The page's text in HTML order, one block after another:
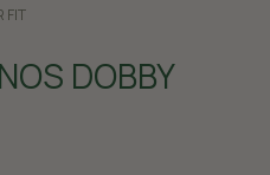
FIT
DOBBY